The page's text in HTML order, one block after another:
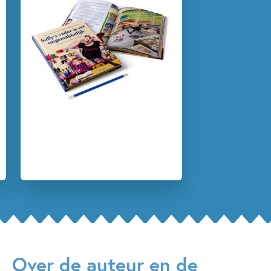
Kenmerken van dit boek
7 – 9 jaar 9 – 12 jaar
Familie & gezin
Humor
Thomas Brunstrom
Thorbjorn Christoffersen
Over de auteur en de